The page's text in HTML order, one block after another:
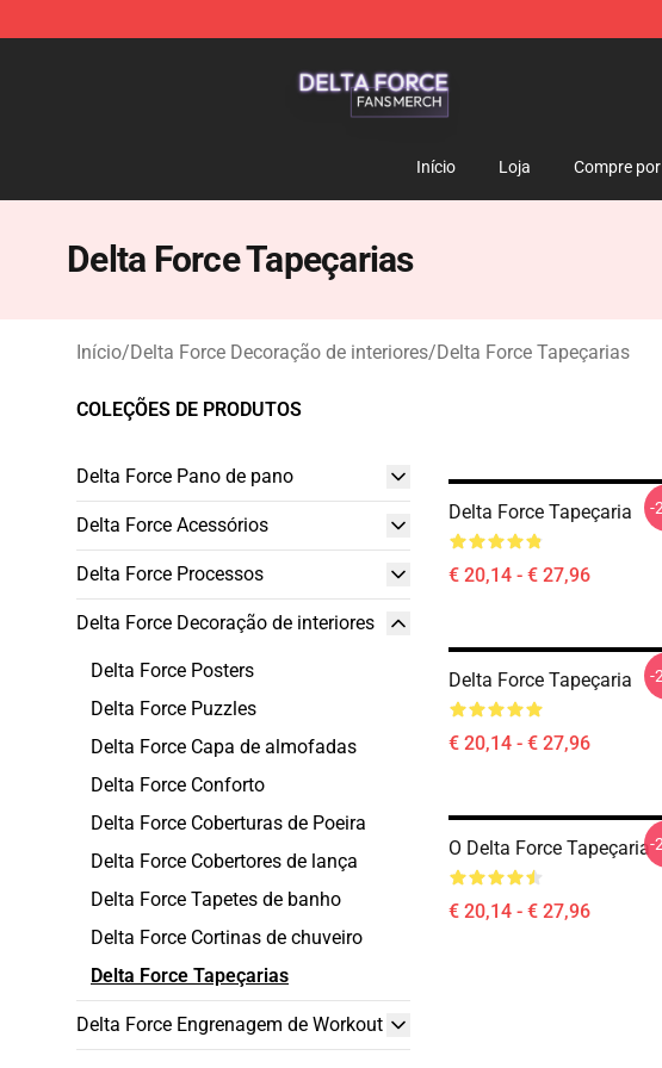
Início Loja Compre
Delta Force Tapeçarias
Início/Delta Force Decoração de interiores/Delta Force Tapeçarias
COLEÇÕES DE PRODUTOS
Delta Force Pano de pano
Delta Force Acessórios
Delta Force Processos
Delta Force Decoração de interiores
Delta Force Posters
Delta Force Puzzles
Delta Force Capa de almofadas
Delta Force Conforto
Delta Force Coberturas de Poeira
Delta Force Cobertores de lança
Delta Force Tapetes de banho
Delta Force Cortinas de chuveiro
Delta Force Tapeçarias
Delta Force Engrenagem de Workout
Delta Force Tapeçaria
€ 20,14 - € 27,96
-
Delta Force Tapeçaria
€ 20,14 - € 27,96
-
O Delta Force Tapeçaria
€ 20,14 - € 27,96
-